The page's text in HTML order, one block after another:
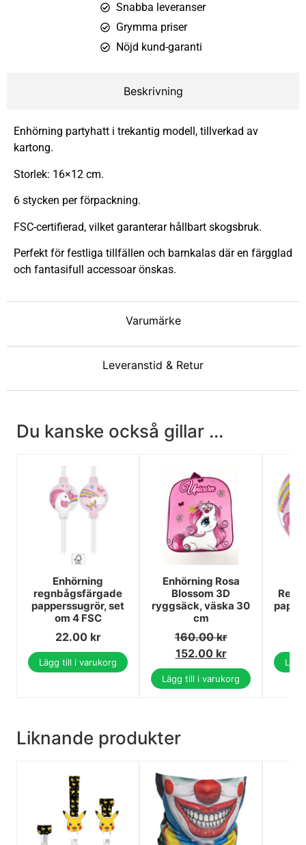
Snabba leveranser
Grymma priser
Nöjd kund-garanti
Beskrivning
Varumärke
Leveranstid & Retur
Enhörning partyhatt i trekantig modell, tillverkad av
kartong.
Storlek: 16×12 cm.
6 stycken per förpackning.
FSC-certifierad, vilket garanterar hållbart skogsbruk.
Perfekt för festliga tillfällen och barnkalas där en färgglad
och fantasifull accessoar önskas.
Du kanske också gillar ...
Enhörning
regnbågsfärgade
papperssugrör, set
om 4 FSC
22.00 kr
Lägg till i varukorg
Enhörning Rosa
Blossom 3D
ryggsäck, väska 30
cm
160.00kr
152.00 kr
Lägg till i varukorg
Liknande produkter